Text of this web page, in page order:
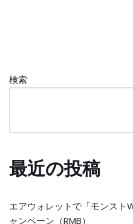
検索
最近の投稿
エアウォレットで「モンス
ャンペーン（RMB）